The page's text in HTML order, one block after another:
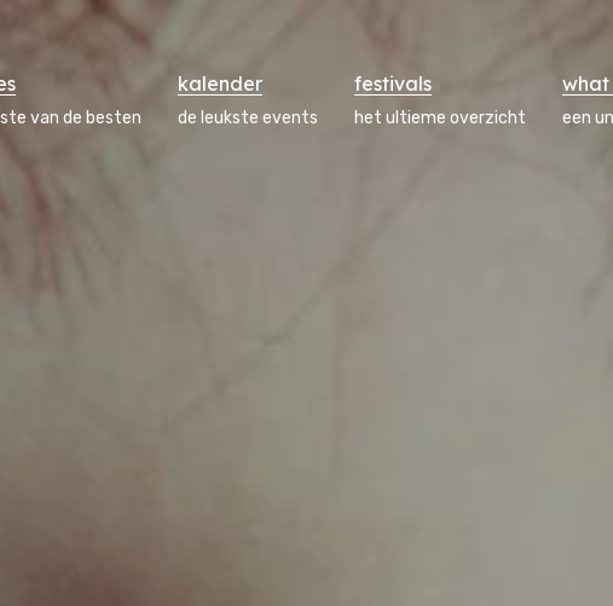
van de besten
kalender
de leukste events
festivals
het ultieme overzicht
what
een